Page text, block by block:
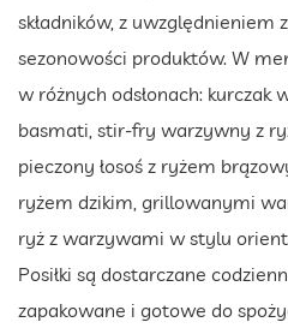
składników, z uwzględnieniem
sezonowości produktów. W
w różnych odsłonach: kurczak
basmati, stir-fry warzywny z
pieczony łosoś z ryżem
ryżem dzikim, grillowanymi
ryż z warzywami w stylu
Posiłki są dostarczane
zapakowane i gotowe do